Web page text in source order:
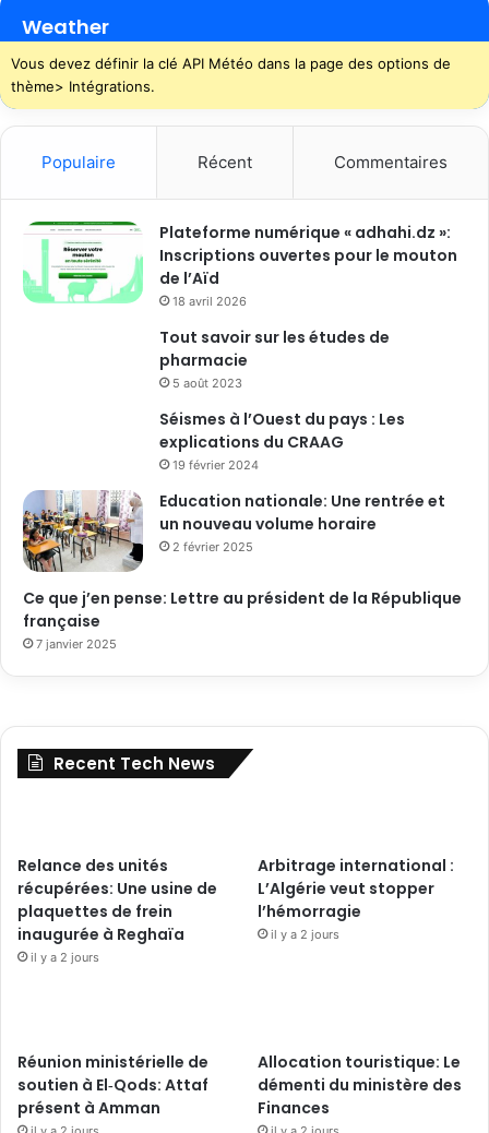
Weather
Vous devez définir la clé API Météo dans la page des options de
thème> Intégrations.
Populaire Récent Commentaires
Plateforme numérique « adhahi.dz »:
Inscriptions ouvertes pour le mouton
de l’Aïd
18 avril 2026
Tout savoir sur les études de
pharmacie
5 août 2023
Séismes à l’Ouest du pays : Les
explications du CRAAG
19 février 2024
Education nationale: Une rentrée et
un nouveau volume horaire
2 février 2025
Ce que j’en pense: Lettre au président de la République
française
7 janvier 2025
Recent Tech News
Relance des unités
récupérées: Une usine de
plaquettes de frein
inaugurée à Reghaïa
il y a 2 jours
Arbitrage international :
L’Algérie veut stopper
l’hémorragie
il y a 2 jours
Réunion ministérielle de
soutien à El‑Qods: Attaf
présent à Amman
Allocation touristique: Le
démenti du ministère des
Finances